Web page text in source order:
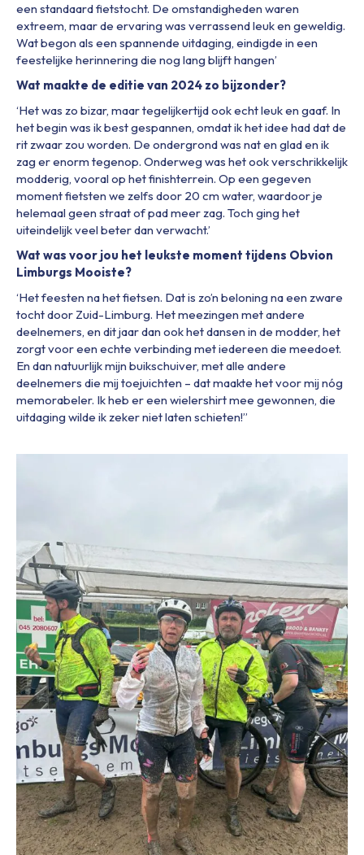
een standaard fietstocht. De omstandigheden waren
extreem, maar de ervaring was verrassend leuk en geweldig.
Wat begon als een spannende uitdaging, eindigde in een
feestelijke herinnering die nog lang blijft hangen’
Wat maakte de editie van 2024 zo bijzonder?
‘Het was zo bizar, maar tegelijkertijd ook echt leuk en gaaf. In
het begin was ik best gespannen, omdat ik het idee had dat de
rit zwaar zou worden. De ondergrond was nat en glad en ik
zag er enorm tegenop. Onderweg was het ook verschrikkelijk
modderig, vooral op het finishterrein. Op een gegeven
moment fietsten we zelfs door 20 cm water, waardoor je
helemaal geen straat of pad meer zag. Toch ging het
uiteindelijk veel beter dan verwacht.’
Wat was voor jou het leukste moment tijdens Obvion
Limburgs Mooiste?
‘Het feesten na het fietsen. Dat is zo’n beloning na een zware
tocht door Zuid-Limburg. Het meezingen met andere
deelnemers, en dit jaar dan ook het dansen in de modder, het
zorgt voor een echte verbinding met iedereen die meedoet.
En dan natuurlijk mijn buikschuiver, met alle andere
deelnemers die mij toejuichten – dat maakte het voor mij nóg
memorabeler. Ik heb er een wielershirt mee gewonnen, die
uitdaging wilde ik zeker niet laten schieten!”